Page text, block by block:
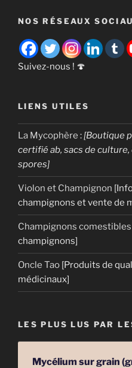
NOS RÉSEAUX
Suivez-nous ! 🍄
LIENS UTILES
La Mycophère :[Boutique
certifié ab, sacs de
spores]
Violon et Champignon
champignons et vente de
Champignons comestibles
champignons]
Oncle Tao [Produits de
médicinaux]
LES PLUS LUS PAR
Mycélium sur grain